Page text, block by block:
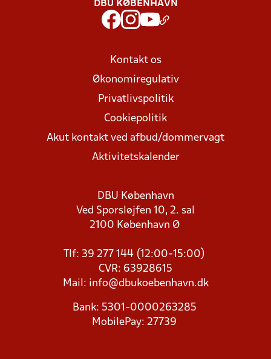
DBU KØBENHAVN
Kontakt os
Økonomiregulativ
Privatlivspolitik
Cookiepolitik
Akut kontakt ved afbud/dommervagt
Aktivitetskalender
DBU København
Ved Sporsløjfen 10, 2. sal
2100 København Ø
Tlf: 39 277 144 (12:00-15:00)
CVR: 63928615
Mail: info@dbukoebenhavn.dk
Bank: 5301-0000263285
MobilePay: 27739